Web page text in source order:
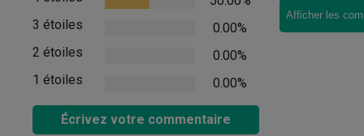
3 étoiles
0.00%
2 étoiles
0.00%
1 étoiles
0.00%
Écrivez votre commentaire
Afficher les